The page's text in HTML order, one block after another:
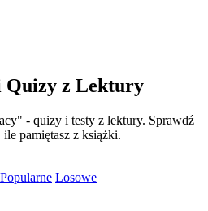
Quizy z Lektury
- quizy i testy z lektury. Sprawdź
pamiętasz z książki.
Popularne Losowe